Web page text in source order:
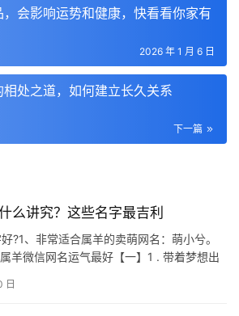
会影响运势和健康，快看看你家有
2026 年 1 月 6 日
处之道，如何建立长久关系
下一篇
么讲究？这些名字最吉利
?1、非常适合属羊的卖萌网名：萌小兮。
羊微信网名运气最好【一】1 . 带着梦想出
日